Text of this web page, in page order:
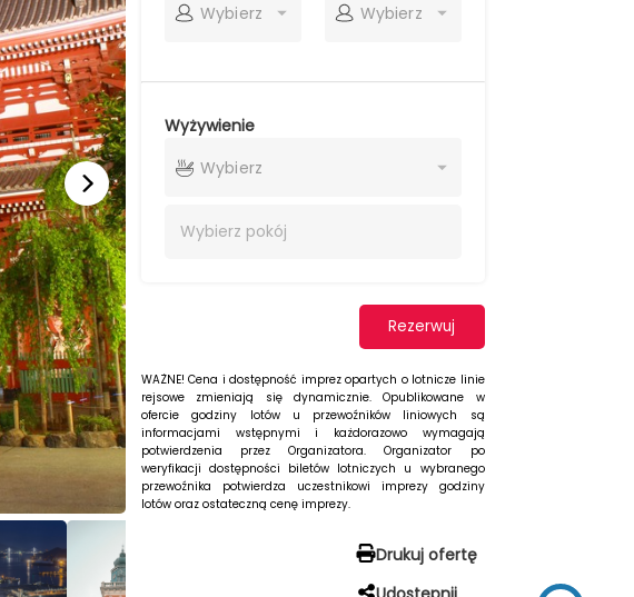
Wybierz
Wybierz
Wyżywienie
Wybierz
Wybierz pokój
Rezerwuj
WAŻNE! Cena i dostępność imprez opartych o lotnicze linie
rejsowe zmieniają się dynamicznie. Opublikowane w
ofercie godziny lotów u przewoźników liniowych są
informacjami wstępnymi i każdorazowo wymagają
potwierdzenia przez Organizatora. Organizator po
weryfikacji dostępności biletów lotniczych u wybranego
przewoźnika potwierdza uczestnikowi imprezy godziny
lotów oraz ostateczną cenę imprezy.
Drukuj ofertę